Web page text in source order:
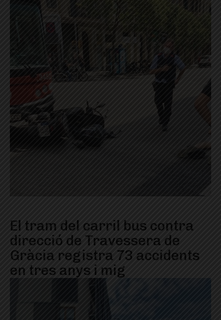
El tram del carril bus contra
direcció de Travessera de
Gràcia registra 73 accidents
en tres anys i mig